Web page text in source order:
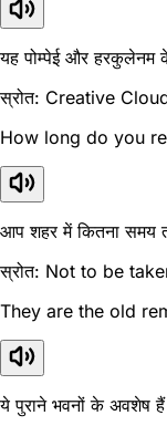
यह पोम्पेई और हरकुलेनम
स्रोत: Creative
How long do you
आप शहर में कितना समय
स्रोत: Not to be
They are the old
ये पुराने भवनों के अवशेष